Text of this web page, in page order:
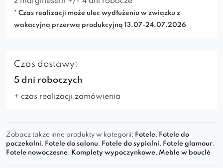
* Czas realizacji może ulec wydłużeniu w związku z
wakacyjną przerwą produkcyjną 13.07-24.07.2026
Czas dostawy:
5 dni roboczych
+ czas realizacji zamówienia
Zobacz także inne produkty w kategorii: Fotele, Fotele do
poczekalni, Fotele do salonu, Fotele do sypialni, Fotele glamour,
Fotele nowoczesne, Komplety wypoczynkowe, Meble w bouclé